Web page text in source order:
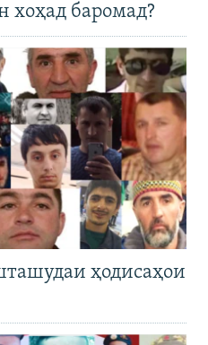
хоҳад баромад?
ҳодисаҳои